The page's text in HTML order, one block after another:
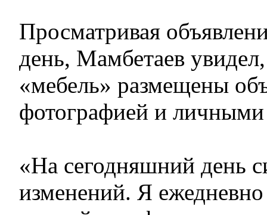
Просматривая
день, Мамбетаев
«мебель» размещены
фотографией и
«На сегодняшний день
изменений. Я